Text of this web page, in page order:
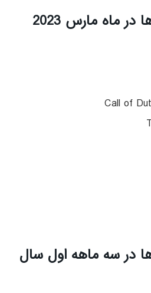
ماه مارس 2023
Call of
در سه ماهه اول سال